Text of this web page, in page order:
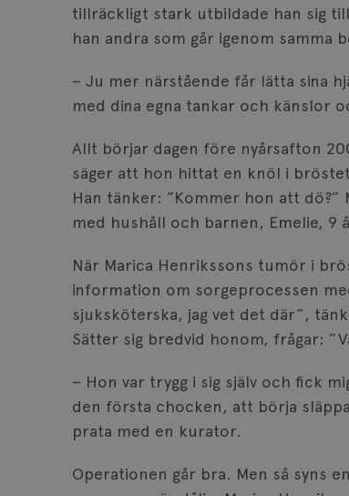
tillräckligt stark utbildade han sig
han andra som går igenom samma
– Ju mer närstående får lätta sina
med dina egna tankar och känslor
Allt börjar dagen före nyårsafton
säger att hon hittat en knöl i
Han tänker: ”Kommer hon att
med hushåll och barnen, Emelie, 9
När Marica Henrikssons tumör i
information om sorgeprocessen
sjuksköterska, jag vet det där”,
Sätter sig bredvid honom, frågar:
– Hon var trygg i sig själv och fick
den första chocken, att börja
prata med en kurator.
Operationen går bra. Men så syns